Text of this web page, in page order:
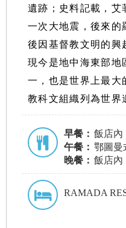
遺跡；史料記載，艾
一次大地震，後來的
後因基督教文明的興
現今是地中海東部地
一，也是世界上最大
教科文組織列為世界
早餐： 飯店內
午餐： 鄂圖曼
晚餐： 飯店內
RAMADA